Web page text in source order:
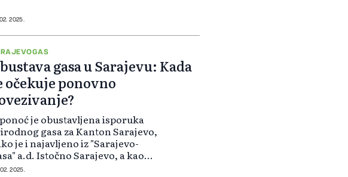
2025.
gasa u Sarajevu: Kada
očekuje ponovno
je obustavljena isporuka
gasa za Kanton Sarajevo,
je i najavljeno iz "Sarajevo-
a.d. Istočno Sarajevo, a kao
obustave naveli su "hitnosti
2025.